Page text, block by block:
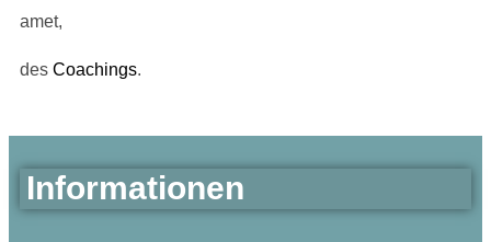
amet,
des Coachings.
Informationen